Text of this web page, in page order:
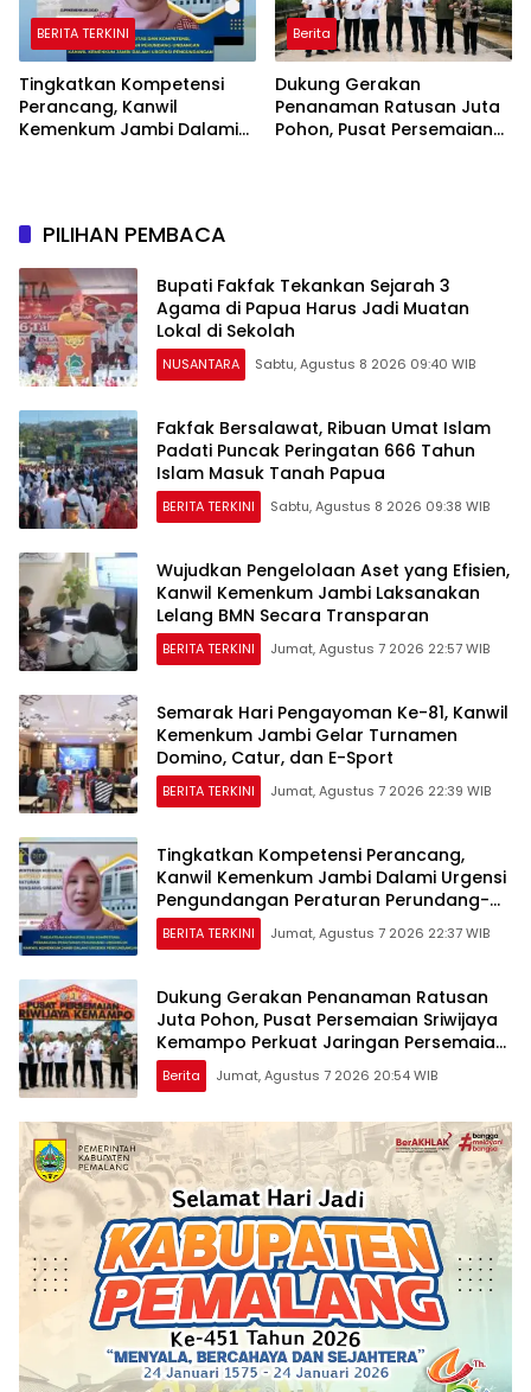
BERITA TERKINI
Tingkatkan Kompetensi
Perancang, Kanwil
Kemenkum Jambi Dalami
Berita
Dukung Gerakan
Penanaman Ratusan Juta
Pohon, Pusat Persemaian
PILIHAN PEMBACA
Bupati Fakfak Tekankan Sejarah 3
Agama di Papua Harus Jadi Muatan
Lokal di Sekolah
NUSANTARA Sabtu, Agustus 8 2026 09:40 WIB
Fakfak Bersalawat, Ribuan Umat Islam
Padati Puncak Peringatan 666 Tahun
Islam Masuk Tanah Papua
BERITA TERKINI Sabtu, Agustus 8 2026 09:38 WIB
Wujudkan Pengelolaan Aset yang Efisien,
Kanwil Kemenkum Jambi Laksanakan
Lelang BMN Secara Transparan
BERITA TERKINI Jumat, Agustus 7 2026 22:57 WIB
Semarak Hari Pengayoman Ke-81, Kanwil
Kemenkum Jambi Gelar Turnamen
Domino, Catur, dan E-Sport
BERITA TERKINI Jumat, Agustus 7 2026 22:39 WIB
Tingkatkan Kompetensi Perancang,
Kanwil Kemenkum Jambi Dalami Urgensi
Pengundangan Peraturan Perundang-
undangan
BERITA TERKINI Jumat, Agustus 7 2026 22:37 WIB
Dukung Gerakan Penanaman Ratusan
Juta Pohon, Pusat Persemaian Sriwijaya
Kemampo Perkuat Jaringan Persemaian
Nasional*
Berita Jumat, Agustus 7 2026 20:54 WIB